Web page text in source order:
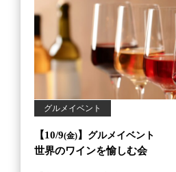
グルメイベント
【10/9(金) 】 グルメイベント
世界のワインを愉しむ会